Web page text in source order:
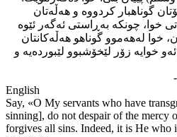
گوناهبار کردووه و هه‌ڵه‌تان
خوا، چونکه به‌ڕاستی ئه‌گه‌ر ئێوه
له‌هه‌موو گوناهو هه‌ڵه‌کانتان
خوایه زۆر لێخۆشبوو لێبورده‌یه و
English
Say, «O My servants who have
sinning], do not despair of the mercy
forgives all sins. Indeed, it is He who